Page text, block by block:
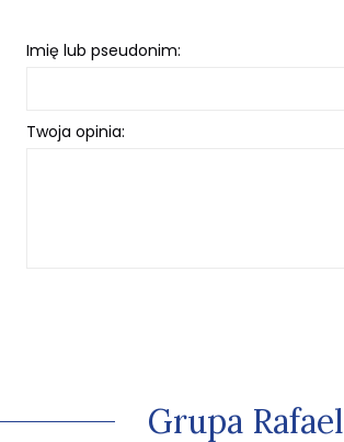
Imię lub pseudonim:
Twoja opinia:
Grupa Rafael